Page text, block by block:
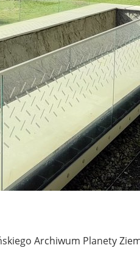
Archiwum Planety